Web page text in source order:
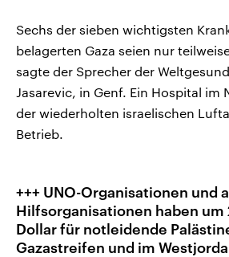
Sechs der sieben wichtigsten
belagerten Gaza seien nur
sagte der Sprecher der
Jasarevic, in Genf. Ein Hospital im
der wiederholten israelischen
Betrieb.
+++ UNO-Organisationen und
Hilfsorganisationen haben
Dollar für notleidende
Gazastreifen und im